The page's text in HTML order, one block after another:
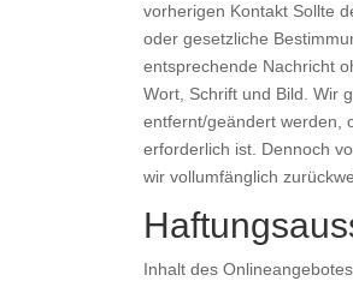
vorherigen Kontakt Sollte
oder gesetzliche
entsprechende Nachricht
Wort, Schrift und Bild. Wir
entfernt/geändert werden,
erforderlich ist. Dennoch
wir vollumfänglich
Inhalt des